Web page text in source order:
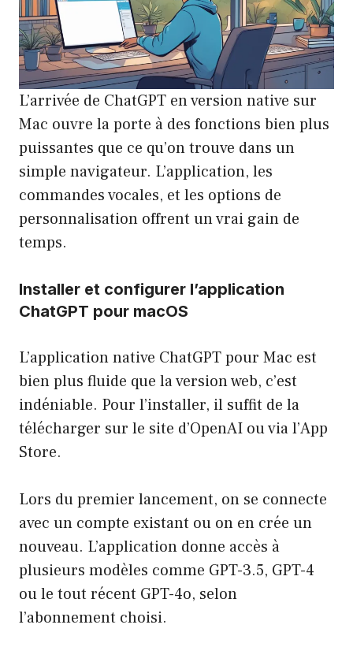
L’arrivée de ChatGPT en version native sur
Mac ouvre la porte à des fonctions bien plus
puissantes que ce qu’on trouve dans un
simple navigateur. L’application, les
commandes vocales, et les options de
personnalisation offrent un vrai gain de
temps.
Installer et configurer l’application
ChatGPT pour macOS
L’application native ChatGPT pour Mac est
bien plus fluide que la version web, c’est
indéniable. Pour l’installer, il suffit de la
télécharger sur le site d’OpenAI ou via l’App
Store.
Lors du premier lancement, on se connecte
avec un compte existant ou on en crée un
nouveau. L’application donne accès à
plusieurs modèles comme GPT-3.5, GPT-4
ou le tout récent GPT-4o, selon
l’abonnement choisi.